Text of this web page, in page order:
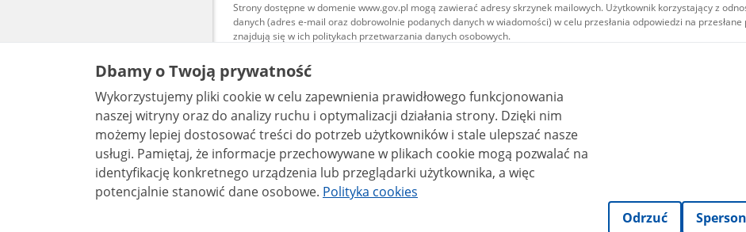
Strony dostępne w domenie www.gov.pl mogą zawierać adresy skrzynek mailowych. Użytkownik korzystający z
danych (adres e-mail oraz dobrowolnie podanych danych w wiadomości) w celu przesłania odpowiedzi na
znajdują się w ich politykach przetwarzania danych osobowych.
Treści tekstowe publikowane w serwisie (z wyłączeniem treści audiowizualnych), są
udostępniane na licencji typu Creative Commons: uznanie autorstwa - na tych samych
warunkach 4.0 (CC BY-SA 4.0). Materiały audiowizualne, w tym zdjęcia, materiały audio i wideo,
są udostępniane na licencji typu Creative Commons: uznanie autorstwa użycie niekomercyjne -
bez utworów zależnych 4.0 (CC BY-NC-ND 4.0), o ile nie jest to stwierdzone inaczej.
Dbamy o Twoją prywatność
Wykorzystujemy pliki cookie w celu zapewnienia prawidłowego funkcjonowania
naszej witryny oraz do analizy ruchu i optymalizacji działania strony. Dzięki nim
możemy lepiej dostosować treści do potrzeb użytkowników i stale ulepszać nasze
usługi. Pamiętaj, że informacje przechowywane w plikach cookie mogą pozwalać na
identyfikację konkretnego urządzenia lub przeglądarki użytkownika, a więc
potencjalnie stanowić dane osobowe. Polityka cookies
Odrzuć